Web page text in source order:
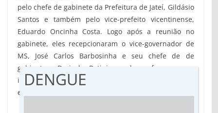
pelo chefe de gabinete da Prefeitura de Jateí, Gildásio
Santos e também pelo vice-prefeito vicentinense,
Eduardo Oncinha Costa. Logo após a reunião no
gabinete, eles recepcionaram o vice-governador de
MS, José Carlos Barbosinha e seu chefe de de
gabinete, Dorival Betini, onde reforçaram a
integração municipalista e a presença do governo
estadual na região.
DENGUE